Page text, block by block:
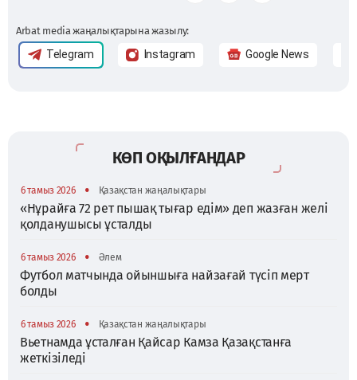
Arbat media жаңалықтарына жазылу:
Telegram Instagram Google News
КӨП ОҚЫЛҒАНДАР
6 тамыз 2026 • Қазақстан жаңалықтары
«Нұрайға 72 рет пышақ тығар едім» деп жазған желі
қолданушысы ұсталды
6 тамыз 2026 • Әлем
Футбол матчында ойыншыға найзағай түсіп мерт
болды
6 тамыз 2026 • Қазақстан жаңалықтары
Вьетнамда ұсталған Қайсар Камза Қазақстанға
жеткізіледі